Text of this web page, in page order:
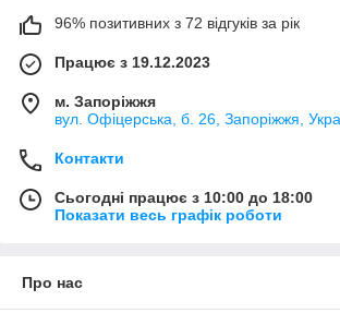
96% позитивних з 72 відгуків за рік
Працює з 19.12.2023
м. Запоріжжя
вул. Офіцерська, б. 26, Запоріжжя,
Контакти
Сьогодні працює з 10:00 до 18:00
Показати весь графік роботи
Про нас